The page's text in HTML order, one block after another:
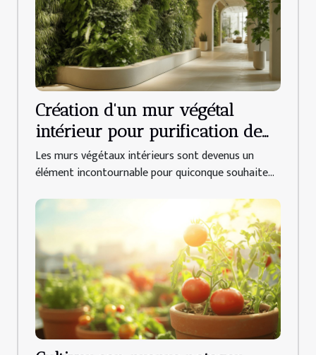
Création d'un mur végétal
intérieur pour purification de
l'air espèces de plantes et
entretien
Les murs végétaux intérieurs sont devenus un
élément incontournable pour quiconque souhaite...